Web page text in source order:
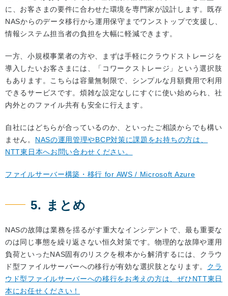
に、お客さまの要件に合わせた環境を専門家が設計します。既存
NASからのデータ移行から運用保守までワンストップで支援し、
情報システム担当者の負担を大幅に軽減できます。
一方、小規模事業者の方や、まずは手軽にクラウドストレージを
導入したいお客さまには、「コワークストレージ」という選択肢
もあります。こちらは容量無制限で、シンプルな月額費用で利用
できるサービスです。煩雑な設定なしにすぐに使い始められ、社
内外とのファイル共有も安全に行えます。
自社にはどちらが合っているのか、といったご相談からでも構い
ません。 NASの運用管理やBCP対策に課題をお持ちの方は、
NTT東日本へお問い合わせください。
ファイルサーバー構築・移行 for AWS / Microsoft Azure
5. まとめ
NASの故障は業務を揺るがす重大なインシデントで、最も重要な
のは同じ事態を繰り返さない恒久対策です。物理的な故障や運用
負荷といったNAS固有のリスクを根本から解消するには、クラウ
ド型ファイルサーバーへの移行が有効な選択肢となります。 クラ
ウド型ファイルサーバーへの移行をお考えの方は、ぜひNTT東日
本にお任せください！